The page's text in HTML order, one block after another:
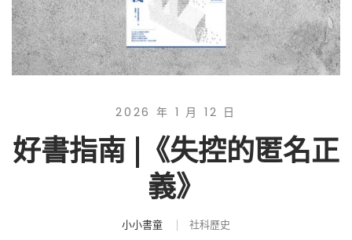
2026 年 1 月 12 日
好書指南 |《失控的匿名正
義》
小小書童 社科歷史